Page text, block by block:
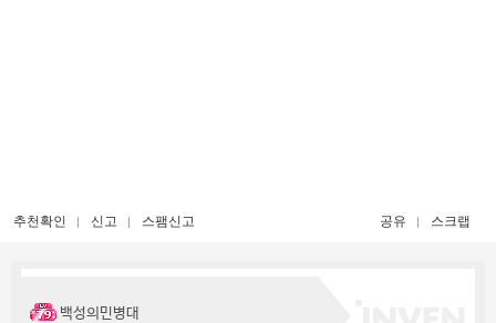
추천확인 신고 스팸신고 공유 스크랩
백성의민병대